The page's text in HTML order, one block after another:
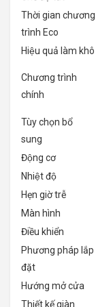
Thời gian chương
trình Eco
Hiệu quả làm khô
Chương trình
chính
Tùy chọn bổ
sung
Động cơ
Nhiệt độ
Hẹn giờ trễ
Màn hình
Điều khiển
Phương pháp lắp
đặt
Hướng mở cửa
Thiết kế giàn